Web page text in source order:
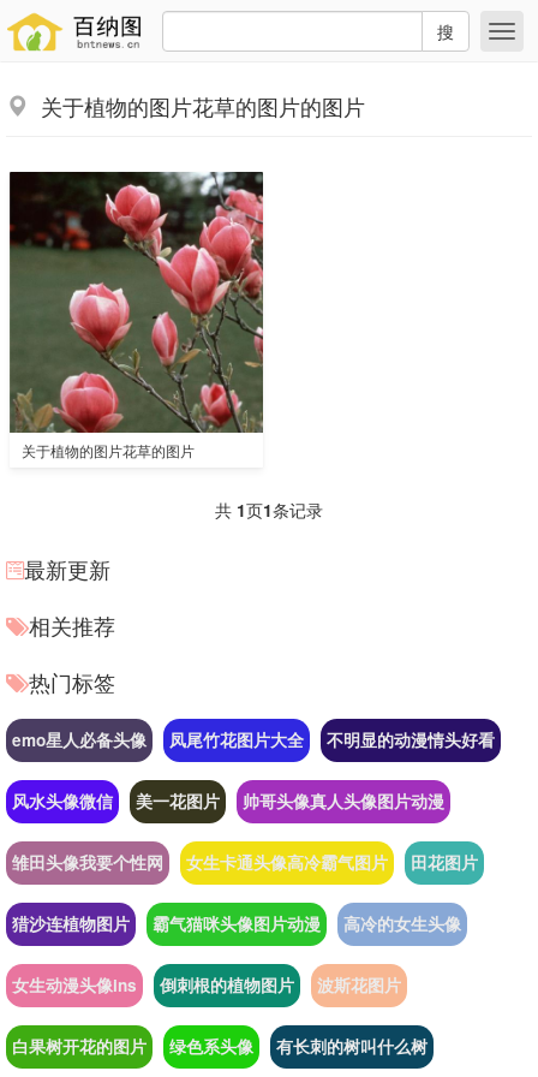
搜
关于植物的图片花草的图片的图片
关于植物的图片花草的图片
共 1页1条记录
最新更新
相关推荐
热门标签
emo星人必备头像 凤尾竹花图片大全 不明显的动漫情头好看
风水头像微信 美一花图片 帅哥头像真人头像图片动漫
雏田头像我要个性网 女生卡通头像高冷霸气图片 田花图片
猎沙连植物图片 霸气猫咪头像图片动漫 高冷的女生头像
女生动漫头像ins 倒刺根的植物图片 波斯花图片
白果树开花的图片 绿色系头像 有长刺的树叫什么树